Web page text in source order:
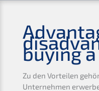
buying
Zu den Vortei­len
Unter­neh­men